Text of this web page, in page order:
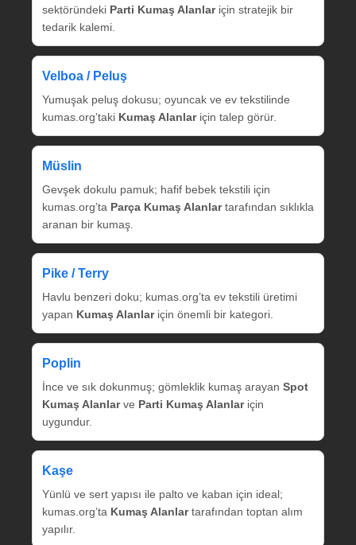
sektöründeki Parti Kumaş Alanlariçin stratejik bir
tedarik kalemi.
Velboa / Peluş
Yumuşak peluş dokusu; oyuncak ve ev tekstilinde
kumas.org’taki Kumaş Alanlariçin talep görür.
Müslin
Gevşek dokulu pamuk; hafif bebek tekstili için
kumas.org’ta Parça Kumaş Alanlartarafından sıklıkla
aranan bir kumaş.
Pike / Terry
Havlu benzeri doku; kumas.org’ta ev tekstili üretimi
yapan Kumaş Alanlariçin önemli bir kategori.
Poplin
İnce ve sık dokunmuş; gömleklik kumaş arayan Spot
Kumaş Alanlarve Parti Kumaş Alanlariçin
uygundur.
Kaşe
Yünlü ve sert yapısı ile palto ve kaban için ideal;
kumas.org’ta Kumaş Alanlartarafından toptan alım
yapılır.